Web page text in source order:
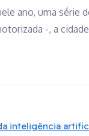
ano, uma série
-, a
inteligência